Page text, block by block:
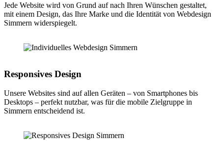
Jede Website wird von Grund auf nach Ihren Wünschen gestaltet,
mit einem Design, das Ihre Marke und die Identität von Webdesign
Simmern widerspiegelt.
Responsives Design
Unsere Websites sind auf allen Geräten – von Smartphones bis
Desktops – perfekt nutzbar, was für die mobile Zielgruppe in
Simmern entscheidend ist.